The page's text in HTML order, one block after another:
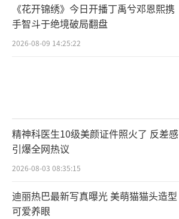
《花开锦绣》今日开播丁禹兮邓恩熙携
手智斗于绝境破局翻盘
2026-08-09 14:25:22
精神科医生10级美颜证件照火了 反差感
引爆全网热议
2026-08-03 08:35:15
迪丽热巴最新写真曝光 美萌猫猫头造型
可爱养眼